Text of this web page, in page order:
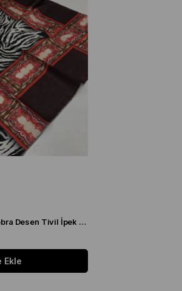
Levidor Siyah - Beyaz Zebra Desen Tivil İpek Eşarp 20808
Ekle